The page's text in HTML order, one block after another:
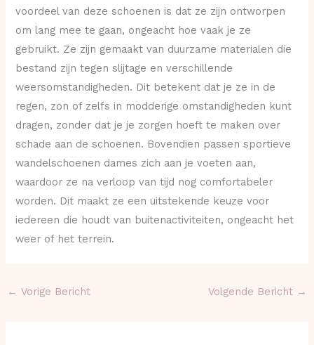
voordeel van deze schoenen is dat ze zijn ontworpen
om lang mee te gaan, ongeacht hoe vaak je ze
gebruikt. Ze zijn gemaakt van duurzame materialen die
bestand zijn tegen slijtage en verschillende
weersomstandigheden. Dit betekent dat je ze in de
regen, zon of zelfs in modderige omstandigheden kunt
dragen, zonder dat je je zorgen hoeft te maken over
schade aan de schoenen. Bovendien passen sportieve
wandelschoenen dames zich aan je voeten aan,
waardoor ze na verloop van tijd nog comfortabeler
worden. Dit maakt ze een uitstekende keuze voor
iedereen die houdt van buitenactiviteiten, ongeacht het
weer of het terrein.
← Vorige Bericht Volgende Bericht →